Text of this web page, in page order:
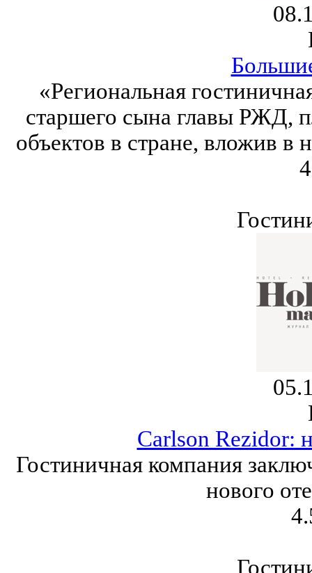
«Региональная
старшего сына главы РЖД,
объектов в стране, вложив в
Carlson Rezidor:
Гостиничная компания
нового